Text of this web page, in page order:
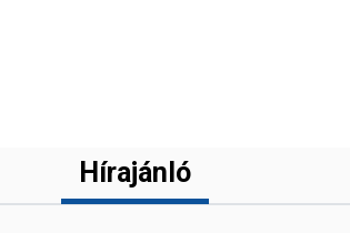
Hírajánló